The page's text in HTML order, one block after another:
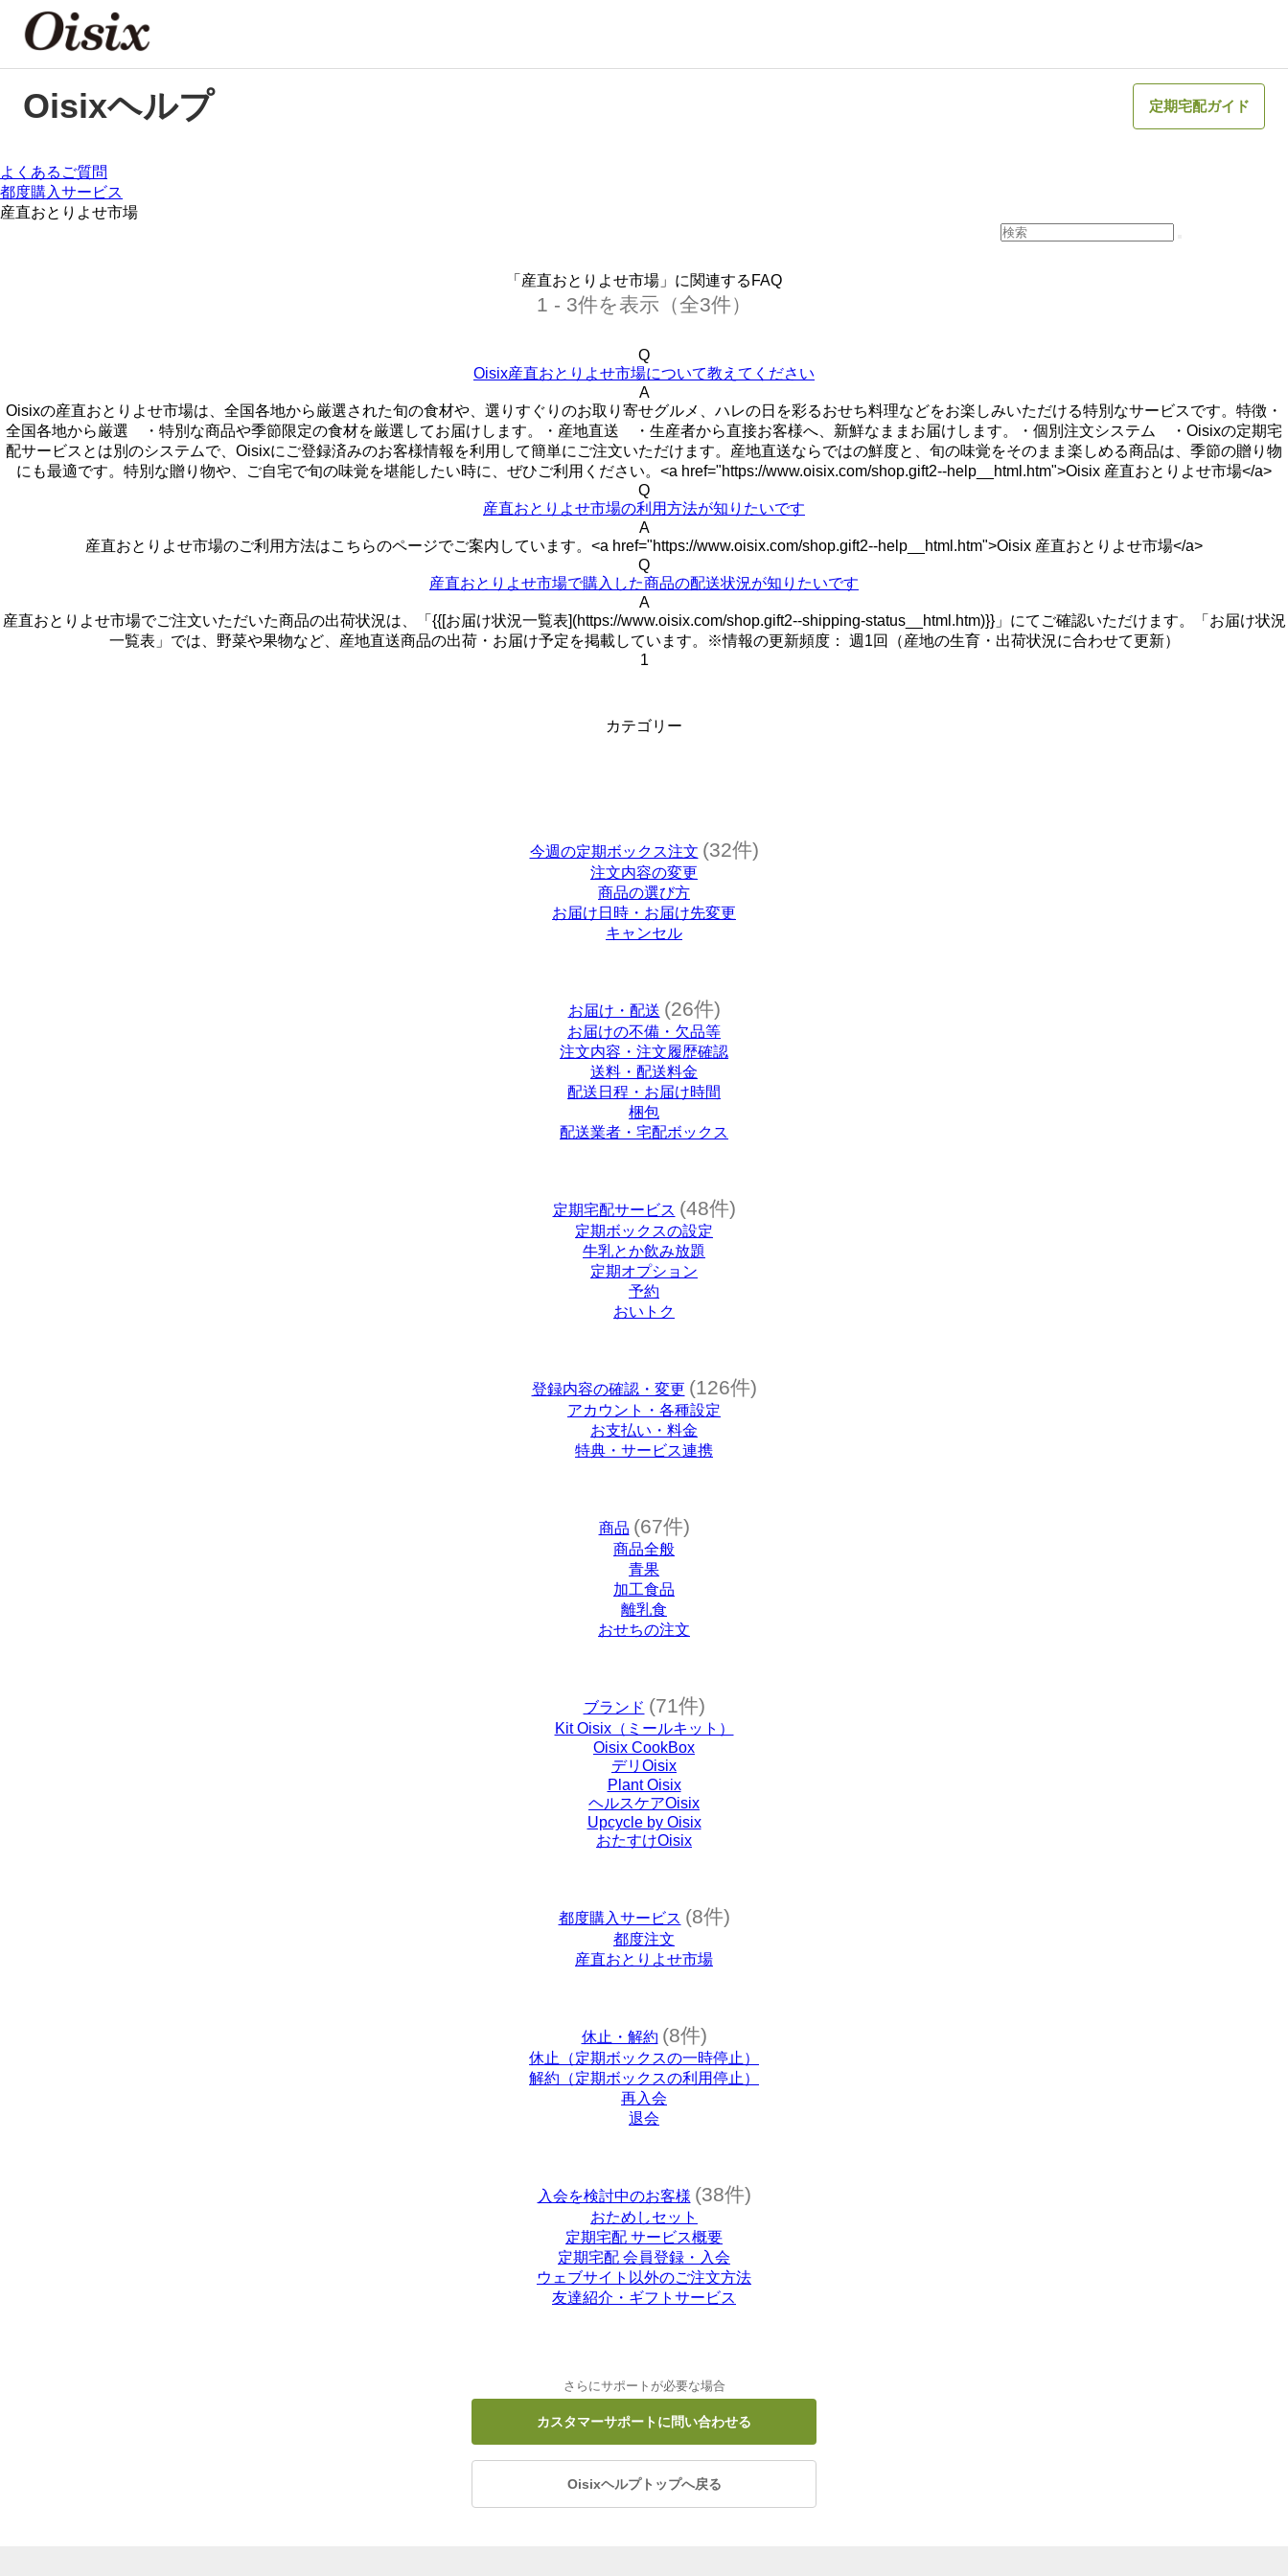
Oisixヘルプ 定期宅配ガイド
よくあるご質問
都度購入サービス
産直おとりよせ市場
「産直おとりよせ市場」に関連するFAQ
1 - 3件を表示（全3件）
Q
Oisix産直おとりよせ市場について教えてください
A
Oisixの産直おとりよせ市場は、全国各地から厳選された旬の食材や、選りすぐりのお取り寄せグルメ、ハレの日を彩るおせち料理などをお楽しみいただける特別なサービスです。特徴・
全国各地から厳選 ・特別な商品や季節限定の食材を厳選してお届けします。・産地直送 ・生産者から直接お客様へ、新鮮なままお届けします。・個別注文システム ・Oisixの定期宅
配サービスとは別のシステムで、Oisixにご登録済みのお客様情報を利用して簡単にご注文いただけます。産地直送ならではの鮮度と、旬の味覚をそのまま楽しめる商品は、季節の贈り物
にも最適です。特別な贈り物や、ご自宅で旬の味覚を堪能したい時に、ぜひご利用ください。<a href="https://www.oisix.com/shop.gift2--help__html.htm">Oisix 産直おとりよせ市場</a>
Q
産直おとりよせ市場の利用方法が知りたいです
A
産直おとりよせ市場のご利用方法はこちらのページでご案内しています。<a href="https://www.oisix.com/shop.gift2--help__html.htm">Oisix 産直おとりよせ市場</a>
Q
産直おとりよせ市場で購入した商品の配送状況が知りたいです
A
産直おとりよせ市場でご注文いただいた商品の出荷状況は、「{{[お届け状況一覧表](https://www.oisix.com/shop.gift2--shipping-status__html.htm)}}」にてご確認いただけます。「お届け状況
一覧表」では、野菜や果物など、産地直送商品の出荷・お届け予定を掲載しています。※情報の更新頻度： 週1回（産地の生育・出荷状況に合わせて更新）
1
カテゴリー
今週の定期ボックス注文 (32件)
注文内容の変更
商品の選び方
お届け日時・お届け先変更
キャンセル
お届け・配送 (26件)
お届けの不備・欠品等
注文内容・注文履歴確認
送料・配送料金
配送日程・お届け時間
梱包
配送業者・宅配ボックス
定期宅配サービス (48件)
定期ボックスの設定
牛乳とか飲み放題
定期オプション
予約
おいトク
登録内容の確認・変更 (126件)
アカウント・各種設定
お支払い・料金
特典・サービス連携
商品 (67件)
商品全般
青果
加工食品
離乳食
おせちの注文
ブランド (71件)
Kit Oisix（ミールキット）
Oisix CookBox
デリOisix
Plant Oisix
ヘルスケアOisix
Upcycle by Oisix
おたすけOisix
都度購入サービス (8件)
都度注文
産直おとりよせ市場
休止・解約 (8件)
休止（定期ボックスの一時停止）
解約（定期ボックスの利用停止）
再入会
退会
入会を検討中のお客様 (38件)
おためしセット
定期宅配 サービス概要
定期宅配 会員登録・入会
ウェブサイト以外のご注文方法
友達紹介・ギフトサービス